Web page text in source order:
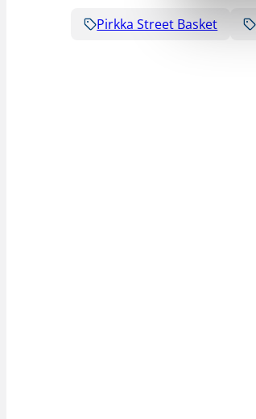
Pirkka Street Basket